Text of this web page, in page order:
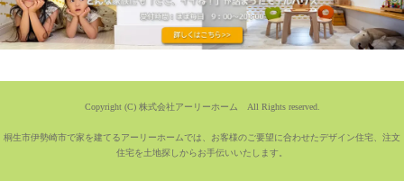
Copyright (C) 株式会社アーリーホーム All Rights reserved.
桐生市伊勢崎市で家を建てるアーリーホームでは、お客様のご要望に合わせたデザイン住宅、注文
住宅を土地探しからお手伝いいたします。